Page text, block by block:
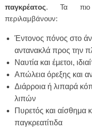
παγκρέατος. Τα
περιλαμβάνουν:
Έντονος πόνος στο
αντανακλά προς την
Ναυτία και έμετοι,
Απώλεια όρεξης και
Διάρροια ή λιπαρά
λιπών
Πυρετός και αίσθημα
παγκρεατίτιδα